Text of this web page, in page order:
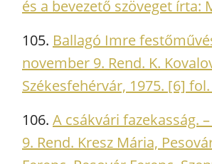
és a bevezető szöveget írta:
105. Ballagó Imre
november 9. Rend. K.
Székesfehérvár, 1975. [6]
106. A csákvári fazekasság.
9. Rend. Kresz Mária,